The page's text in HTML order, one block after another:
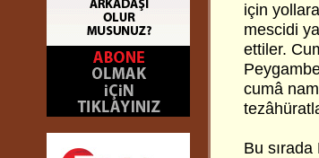
için
mescidi
ettiler.
cumâ
Bu